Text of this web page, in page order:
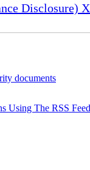
Disclosure)
documents
Using The RSS